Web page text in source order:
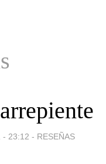
- 23:12 - RESEÑAS